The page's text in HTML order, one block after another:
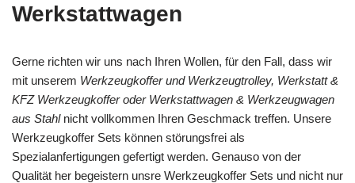
Werkstattwagen
Gerne richten wir uns nach Ihren Wollen, für den Fall, dass wir
mit unserem Werkzeugkoffer und Werkzeugtrolley, Werkstatt &
KFZ Werkzeugkoffer oder Werkstattwagen & Werkzeugwagen
aus Stahlnicht vollkommen Ihren Geschmack treffen. Unsere
Werkzeugkoffer Sets können störungsfrei als
Spezialanfertigungen gefertigt werden. Genauso von der
Qualität her begeistern unsre Werkzeugkoffer Sets und nicht nur